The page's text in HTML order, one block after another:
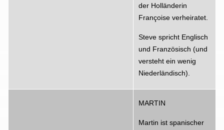
der Holländerin
Françoise verheiratet.
Steve spricht Englisch
und Französisch (und
versteht ein wenig
Niederländisch).
MARTIN
Martin ist spanischer